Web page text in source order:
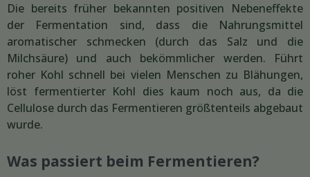
Die bereits früher bekannten positiven Nebeneffekte
der Fermentation sind, dass die Nahrungsmittel
aromatischer schmecken (durch das Salz und die
Milchsäure) und auch bekömmlicher werden. Führt
roher Kohl schnell bei vielen Menschen zu Blähungen,
löst fermentierter Kohl dies kaum noch aus, da die
Cellulose durch das Fermentieren größtenteils abgebaut
wurde.
Was passiert beim Fermentieren?